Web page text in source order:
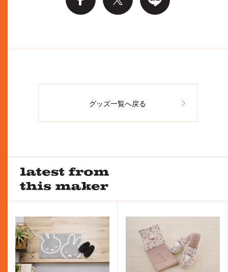
グッズ一覧へ戻る